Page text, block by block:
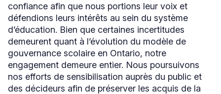
confiance afin que nous portions leur voix et
défendions leurs intérêts au sein du système
d’éducation. Bien que certaines incertitudes
demeurent quant à l’évolution du modèle de
gouvernance scolaire en Ontario, notre
engagement demeure entier. Nous poursuivons
nos efforts de sensibilisation auprès du public et
des décideurs afin de préserver les acquis de la